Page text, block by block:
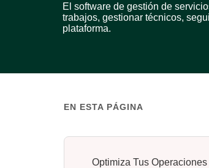
El software de gestión de
trabajos, gestionar técnicos,
plataforma.
EN ESTA PÁGINA
Optimiza Tus Operaciones